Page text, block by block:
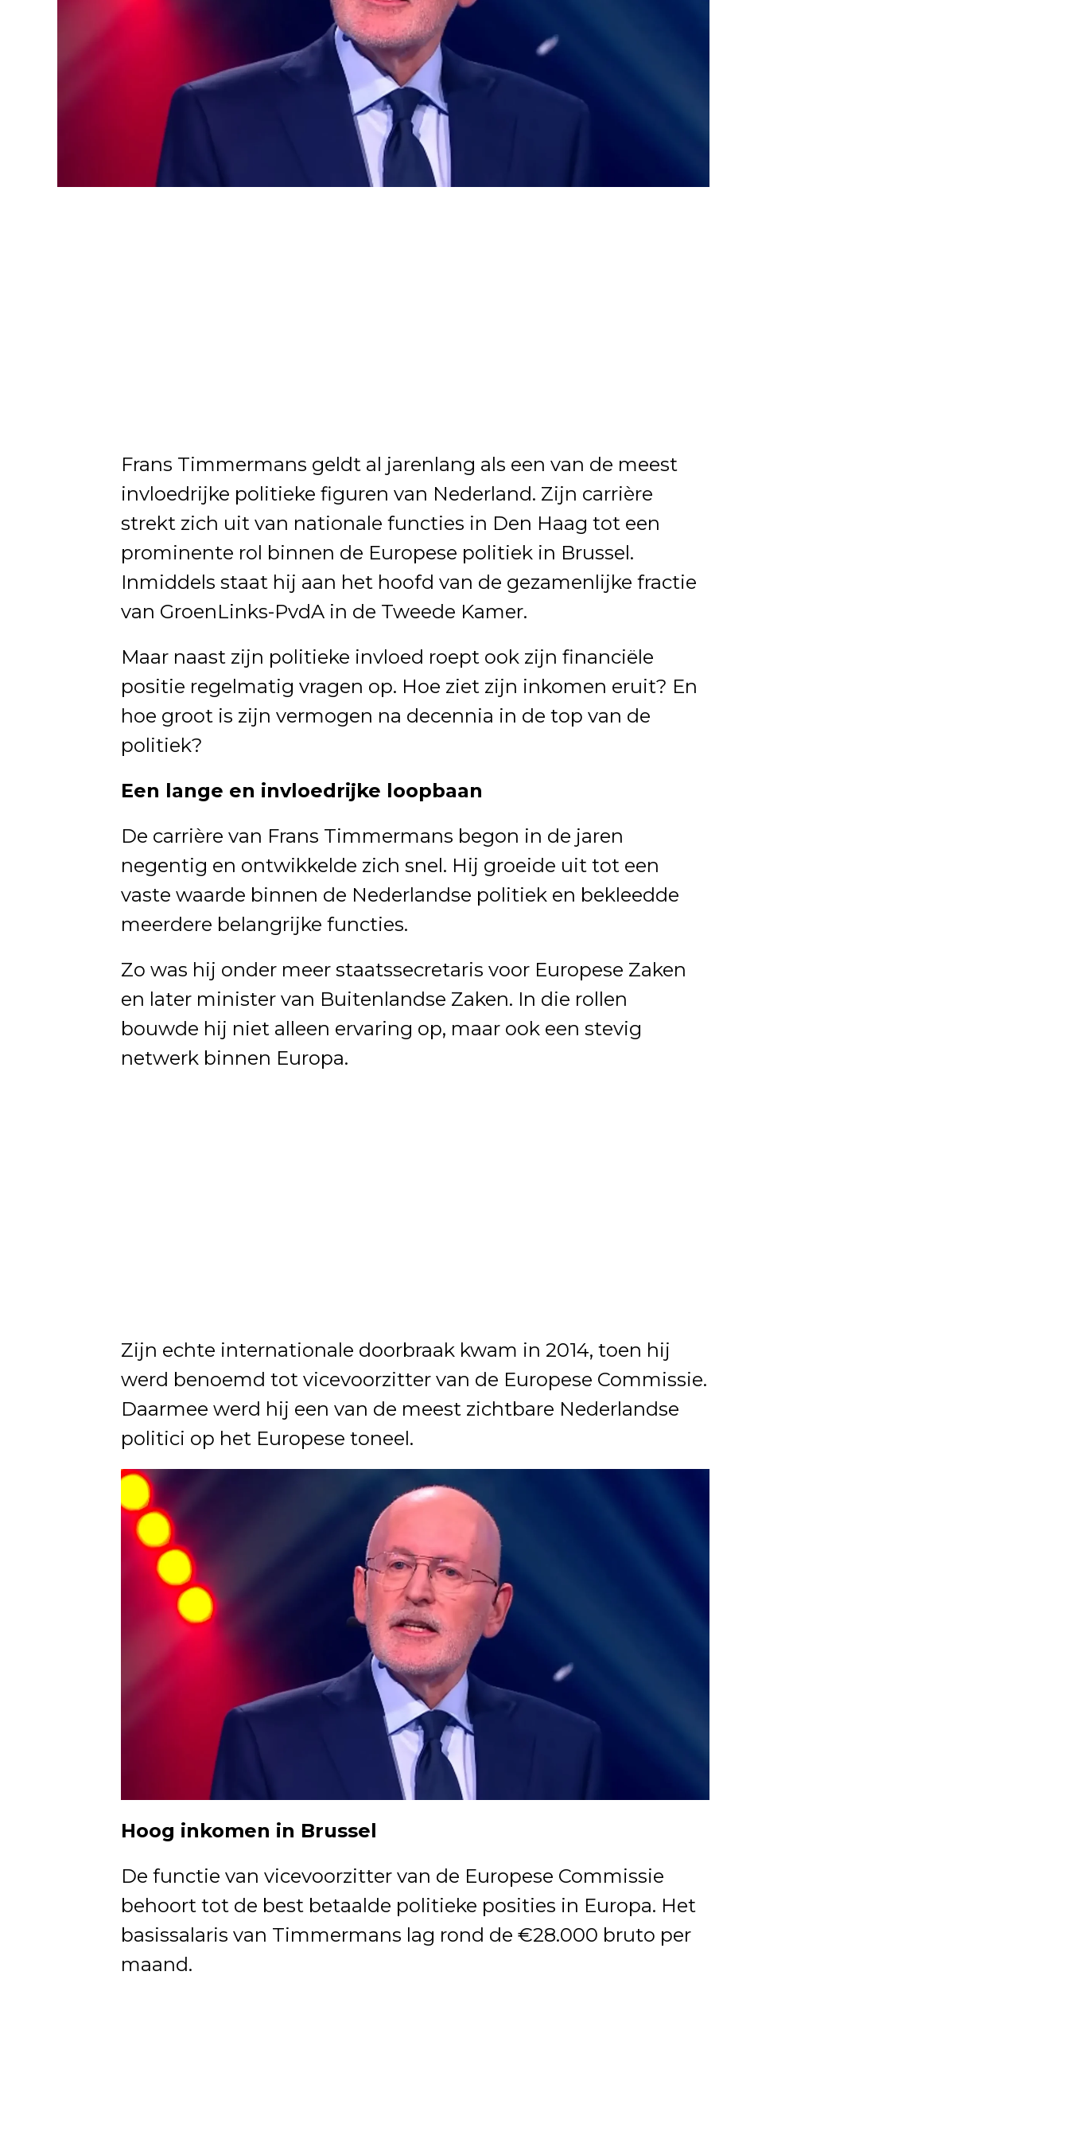
Frans Timmermans geldt al jarenlang als een van de meest
invloedrijke politieke figuren van Nederland. Zijn carrière
strekt zich uit van nationale functies in Den Haag tot een
prominente rol binnen de Europese politiek in Brussel.
Inmiddels staat hij aan het hoofd van de gezamenlijke fractie
van GroenLinks-PvdA in de Tweede Kamer.
Maar naast zijn politieke invloed roept ook zijn financiële
positie regelmatig vragen op. Hoe ziet zijn inkomen eruit? En
hoe groot is zijn vermogen na decennia in de top van de
politiek?
Een lange en invloedrijke loopbaan
De carrière van Frans Timmermans begon in de jaren
negentig en ontwikkelde zich snel. Hij groeide uit tot een
vaste waarde binnen de Nederlandse politiek en bekleedde
meerdere belangrijke functies.
Zo was hij onder meer staatssecretaris voor Europese Zaken
en later minister van Buitenlandse Zaken. In die rollen
bouwde hij niet alleen ervaring op, maar ook een stevig
netwerk binnen Europa.
Zijn echte internationale doorbraak kwam in 2014, toen hij
werd benoemd tot vicevoorzitter van de Europese Commissie.
Daarmee werd hij een van de meest zichtbare Nederlandse
politici op het Europese toneel.
Hoog inkomen in Brussel
De functie van vicevoorzitter van de Europese Commissie
behoort tot de best betaalde politieke posities in Europa. Het
basissalaris van Timmermans lag rond de €28.000 bruto per
maand.